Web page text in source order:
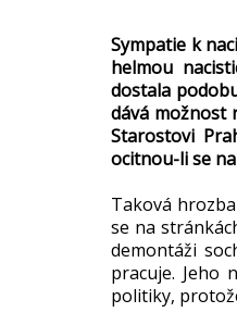
Sympatie k
helmou
dostala
dává možnost
Starostovi
ocitnou-li se
Taková
se na
demontáži
pracuje. Jeho
politiky,